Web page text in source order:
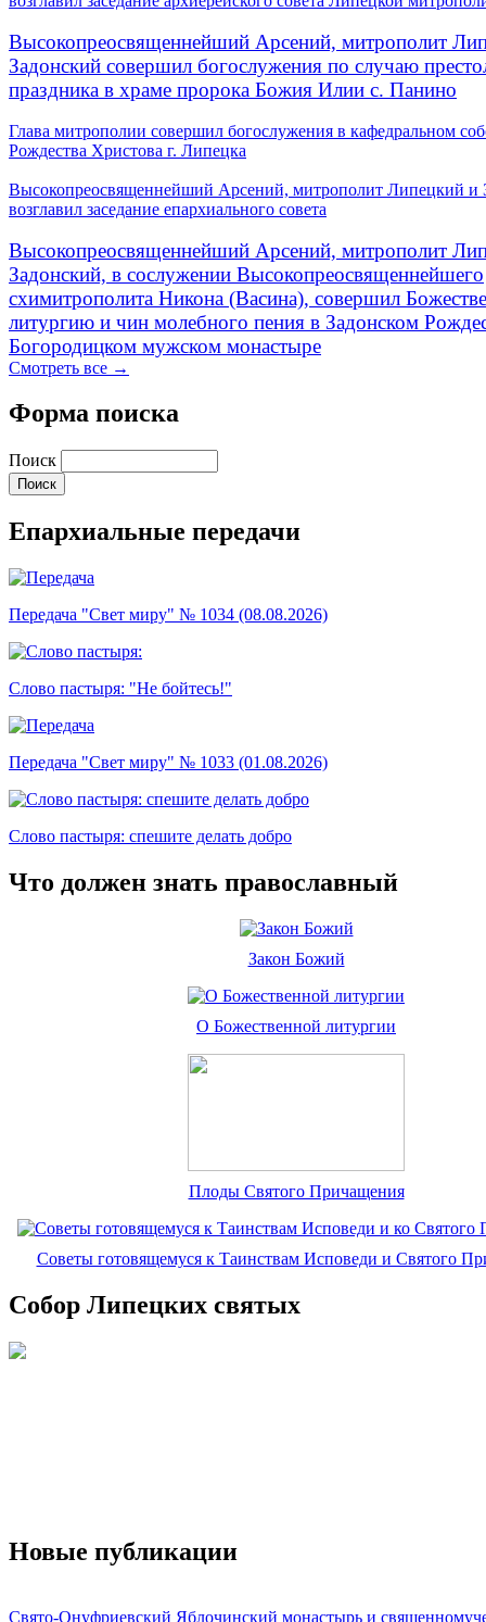
Высокопреосвященнейший Арсений, митрополит
Задонский совершил богослужения по случаю
праздника в храме пророка Божия Илии с. Панино
Глава митрополии совершил богослужения в кафедральном
Рождества Христова г. Липецка
Высокопреосвященнейший Арсений, митрополит Липецкий и
возглавил заседание епархиального совета
Высокопреосвященнейший Арсений, митрополит
Задонский, в сослужении Высокопреосвященнейшего
схимитрополита Никона (Васина), совершил
литургию и чин молебного пения в Задонском
Богородицком мужском монастыре
Смотреть все →
Форма поиска
Поиск
Епархиальные передачи
Передача "Свет миру" № 1034 (08.08.2026)
Слово пастыря: "Не бойтесь!"
Передача "Свет миру" № 1033 (01.08.2026)
Слово пастыря: спешите делать добро
Что должен знать православный
Закон Божий
О Божественной литургии
Плоды Святого Причащения
Советы готовящемуся к Таинствам Исповеди и Святого
Собор Липецких святых
Новые публикации
Свято-Онуфриевский Яблочинский монастырь и